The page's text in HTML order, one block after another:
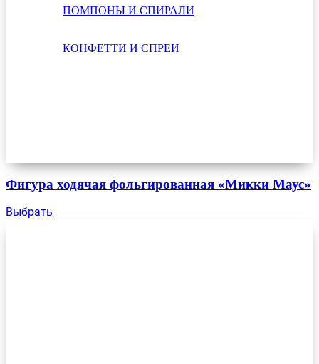
ПОМПОНЫ И СПИРАЛИ
КОНФЕТТИ И СПРЕИ
Фигура ходячая фольгированная «Микки Маус»
Выбрать